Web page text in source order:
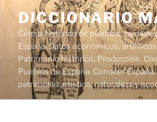
contenido
DICCIONARIO
Censo histórico de pueblos,
España. Datos económicos,
Patrimonio histórico. Producción.
Pueblos de España. Conocer
patrimonio artístico, naturaleza y